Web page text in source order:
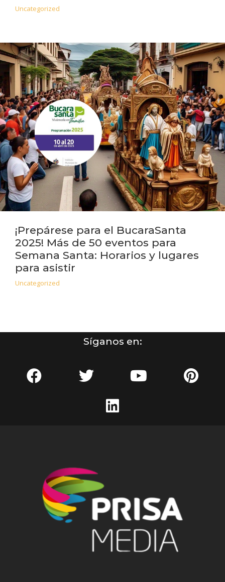
Uncategorized
¡Prepárese para el BucaraSanta
2025! Más de 50 eventos para
Semana Santa: Horarios y lugares
para asistir
Uncategorized
Síganos en: